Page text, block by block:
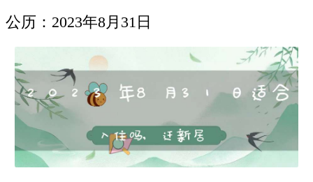
公历：2023年8月31日